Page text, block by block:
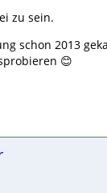
zu sein.
schon 2013
😊